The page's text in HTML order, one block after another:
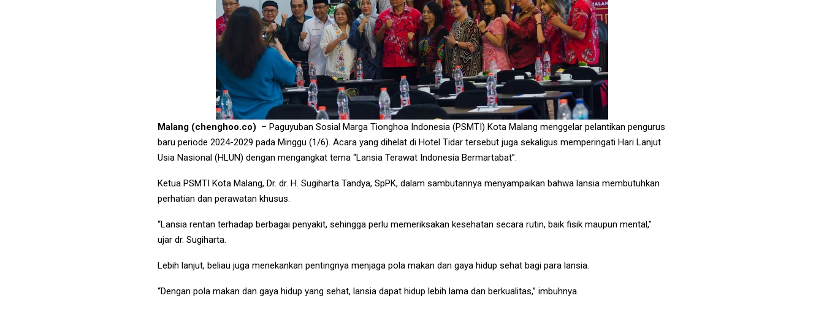
Malang (chenghoo.co) – Paguyuban Sosial Marga Tionghoa Indonesia (PSMTI) Kota Malang menggelar pelantikan pengurus
baru periode 2024-2029 pada Minggu (1/6). Acara yang dihelat di Hotel Tidar tersebut juga sekaligus memperingati Hari Lanjut
Usia Nasional (HLUN) dengan mengangkat tema “Lansia Terawat Indonesia Bermartabat”.
Ketua PSMTI Kota Malang, Dr. dr. H. Sugiharta Tandya, SpPK, dalam sambutannya menyampaikan bahwa lansia membutuhkan
perhatian dan perawatan khusus.
“Lansia rentan terhadap berbagai penyakit, sehingga perlu memeriksakan kesehatan secara rutin, baik fisik maupun mental,”
ujar dr. Sugiharta.
Lebih lanjut, beliau juga menekankan pentingnya menjaga pola makan dan gaya hidup sehat bagi para lansia.
“Dengan pola makan dan gaya hidup yang sehat, lansia dapat hidup lebih lama dan berkualitas,” imbuhnya.